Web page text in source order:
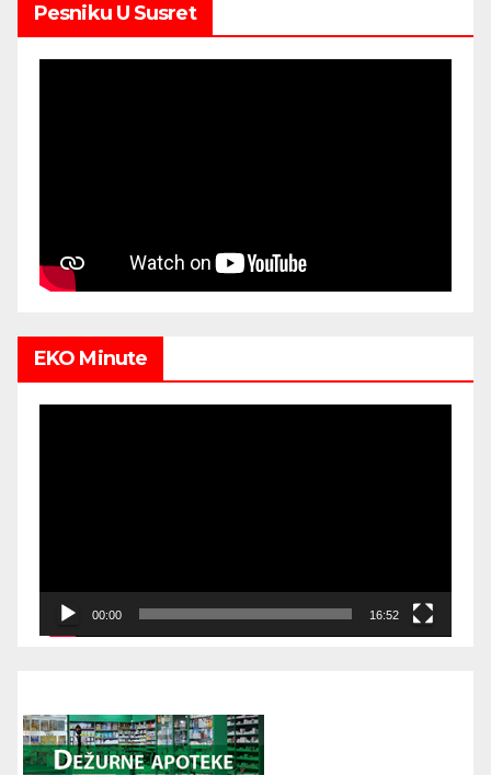
Pesniku U Susret
EKO Minute
00:00 16:52